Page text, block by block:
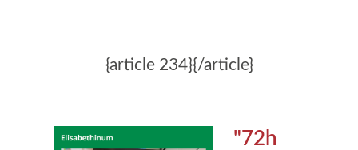
{article 234}{/article}
"72h